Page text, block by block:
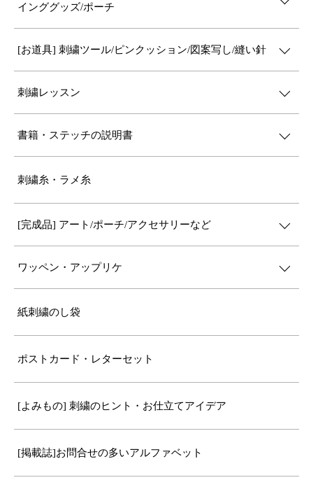
インググッズ/ポーチ
[お道具] 刺繍ツール/ピンクッション/図案写し/縫い針
刺繍レッスン
書籍・ステッチの説明書
刺繍糸・ラメ糸
[完成品] アート/ポーチ/アクセサリーなど
ワッペン・アップリケ
紙刺繍のし袋
ポストカード・レターセット
[よみもの] 刺繍のヒント・お仕立てアイデア
[掲載誌]お問合せの多いアルファベット